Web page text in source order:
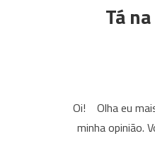
Tá
Oi! Olha eu
minha opinião.